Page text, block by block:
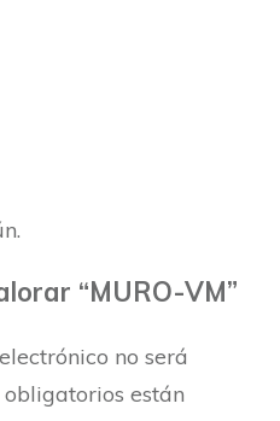
“MURO-VM”
no será
obligatorios están